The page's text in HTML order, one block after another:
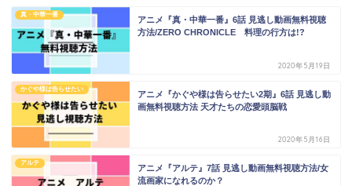
真・中華一番
アニメ『真・中華一番』6話 見逃し動画無料視聴
方法/ZERO CHRONICLE 料理の行方は!?
2020年5月19日
かぐや様は告らせたい
アニメ『かぐや様は告らせたい2期』6話 見逃し動
画無料視聴方法 天才たちの恋愛頭脳戦
2020年5月16日
アルテ
アニメ『アルテ』7話 見逃し動画無料視聴方法/女
流画家になれるのか？